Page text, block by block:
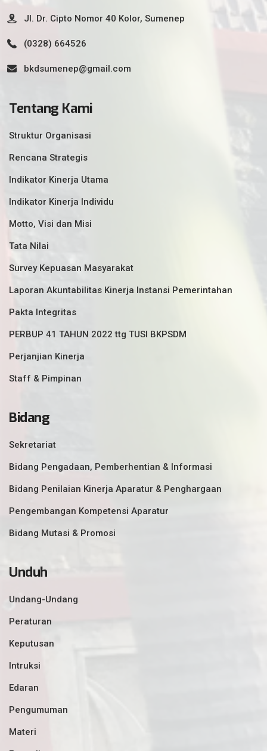
Jl. Dr. Cipto Nomor 40 Kolor, Sumenep
(0328) 664526
bkdsumenep@gmail.com
Tentang Kami
Struktur Organisasi
Rencana Strategis
Indikator Kinerja Utama
Indikator Kinerja Individu
Motto, Visi dan Misi
Tata Nilai
Survey Kepuasan Masyarakat
Laporan Akuntabilitas Kinerja Instansi Pemerintahan
Pakta Integritas
PERBUP 41 TAHUN 2022 ttg TUSI BKPSDM
Perjanjian Kinerja
Staff & Pimpinan
Bidang
Sekretariat
Bidang Pengadaan, Pemberhentian & Informasi
Bidang Penilaian Kinerja Aparatur & Penghargaan
Pengembangan Kompetensi Aparatur
Bidang Mutasi & Promosi
Unduh
Undang-Undang
Peraturan
Keputusan
Intruksi
Edaran
Pengumuman
Materi